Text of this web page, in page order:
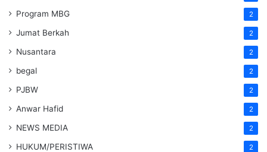
Program MBG 2
Jumat Berkah 2
Nusantara 2
begal 2
PJBW 2
Anwar Hafid 2
NEWS MEDIA 2
HUKUM/PERISTIWA 2